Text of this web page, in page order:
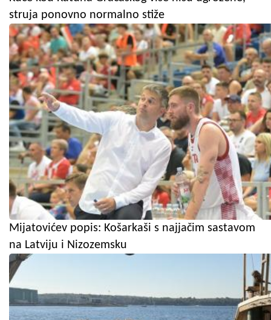
struja ponovno normalno stiže
Mijatovićev popis: Košarkaši s najjačim sastavom
na Latviju i Nizozemsku